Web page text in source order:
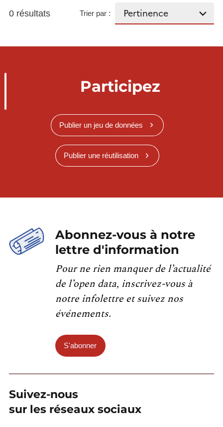
0 résultats Trier par :
Participez
Publier un jeu de données
Publier une réutilisation
Abonnez-vous à notre
lettre d'information
Pour ne rien manquer de l’actualité
de l’open data, inscrivez-vous à
notre infolettre et suivez nos
événements.
S'abonner
Suivez-nous
sur les réseaux sociaux